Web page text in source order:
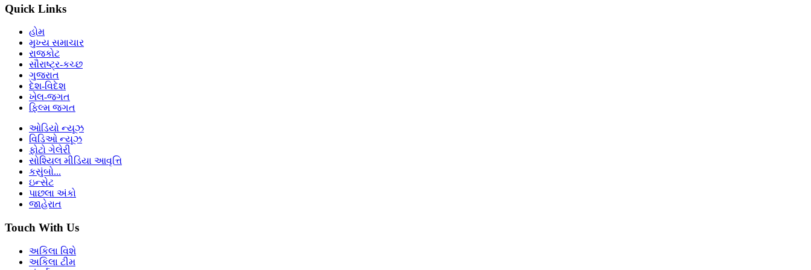
Quick Links
હોમ
મુખ્ય સમાચાર
રાજકોટ
સૌરાષ્ટ્ર-કચ્છ
ગુજરાત
દેશ-વિદેશ
ખેલ-જગત
ફિલ્મ જગત
ઓડિયો ન્યૂઝ
વિડિઓ ન્યૂઝ
ફોટો ગેલેરી
સોશ્યિલ મીડિયા આવૃત્તિ
કસુંબો...
ઇન્સેટ
પાછલા અંકો
જાહેરાત
Touch With Us
અકિલા વિશે
અકિલા ટીમ